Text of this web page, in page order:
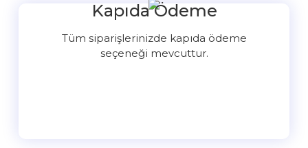
Kapıda Ödeme
Tüm siparişlerinizde kapıda ödeme
seçeneği mevcuttur.